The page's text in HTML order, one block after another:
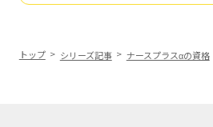
トップ シリーズ記事 ナースプラスαの資格